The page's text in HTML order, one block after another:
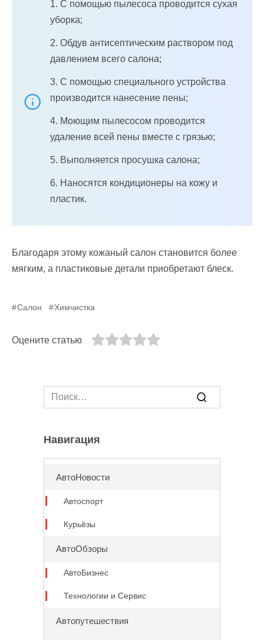
1. С помощью пылесоса проводится сухая
уборка;
2. Обдув антисептическим раствором под
давлением всего салона;
3. С помощью специального устройства
производится нанесение пены;
4. Моющим пылесосом проводится
удаление всей пены вместе с грязью;
5. Выполняется просушка салона;
6. Наносятся кондиционеры на кожу и
пластик.
Благодаря этому кожаный салон становится более
мягким, а пластиковые детали приобретают блеск.
Салон Химчистка
Оцените статью
Search
for:
Навигация
АвтоНовости
Автоспорт
Курьёзы
АвтоОбзоры
АвтоБизнес
Технологии и Сервис
Автопутешествия